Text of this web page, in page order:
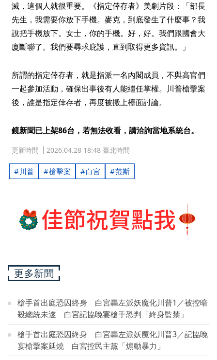
滅，這個人就很重要。《指定倖存者》美劇片段：「部長
先生，我需要你放下手機。麥克，到底發生了什麼事？我
說把手機放下。女士，你的手機。好，好。我們跟國會大
廈斷聯了。我們要尋求庇護，直到取得更多資訊。」
所謂的指定倖存者，就是指派一名內閣成員，不與高官們
一起參加活動，確保出事後有人能繼任掌權。川普槍擊案
後，誰是指定倖存者，再度被搬上檯面討論。
鏡新聞已上架86台，若無法收看，請洽詢當地系統台。
更新時間 2026.04.28 18:48 臺北時間
川普 槍擊案 白宮 范斯
更多新聞
槍手首出庭恐囚終身 白宮轟左派妖魔化川普1／被控暗
殺總統未遂 白宮記協晚宴槍手恐判「終身監禁」
槍手首出庭恐囚終身 白宮轟左派妖魔化川普3／記協晚
宴槍擊案延燒 白宮控民主黨「煽動暴力」